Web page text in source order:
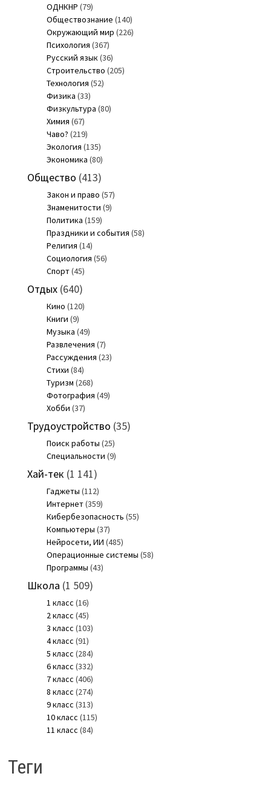
ОДНКНР (79)
Обществознание (140)
Окружающий мир (226)
Психология (367)
Русский язык(36)
Строительство (205)
Технология (52)
Физика (33)
Физкультура (80)
Химия (67)
Чаво? (219)
Экология (135)
Экономика (80)
Общество (413)
Закон и право (57)
Знаменитости (9)
Политика (159)
Праздники и события (58)
Религия (14)
Социология (56)
Спорт(45)
Отдых(640)
Кино (120)
Книги (9)
Музыка (49)
Развлечения (7)
Рассуждения (23)
Стихи (84)
Туризм (268)
Фотография (49)
Хобби (37)
Трудоустройство (35)
Поиск работы (25)
Специальности (9)
Хай-тек (1 141)
Гаджеты (112)
Интернет(359)
Кибербезопасность (55)
Компьютеры (37)
Нейросети, ИИ (485)
Операционные системы (58)
Программы (43)
Школа (1 509)
1 класс (16)
2 класс (45)
3 класс (103)
4 класс (91)
5 класс (284)
6 класс (332)
7 класс (406)
8 класс (274)
9 класс (313)
10 класс (115)
11 класс (84)
Теги